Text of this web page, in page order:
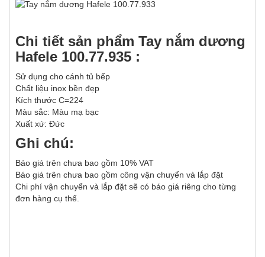
Chi tiết sản phẩm Tay nắm dương
Hafele 100.77.935 :
Sử dụng cho cánh tủ bếp
Chất liệu inox bền đẹp
Kích thước C=224
Màu sắc: Màu mạ bạc
Xuất xứ: Đức
Ghi chú:
Báo giá trên chưa bao gồm 10% VAT
Báo giá trên chưa bao gồm công vận chuyển và lắp đặt
Chi phí vận chuyển và lắp đặt sẽ có báo giá riêng cho từng
đơn hàng cụ thể.